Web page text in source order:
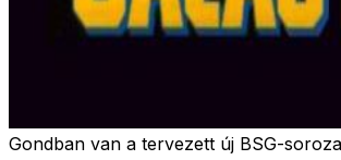
Gondban van a tervezett új BSG-